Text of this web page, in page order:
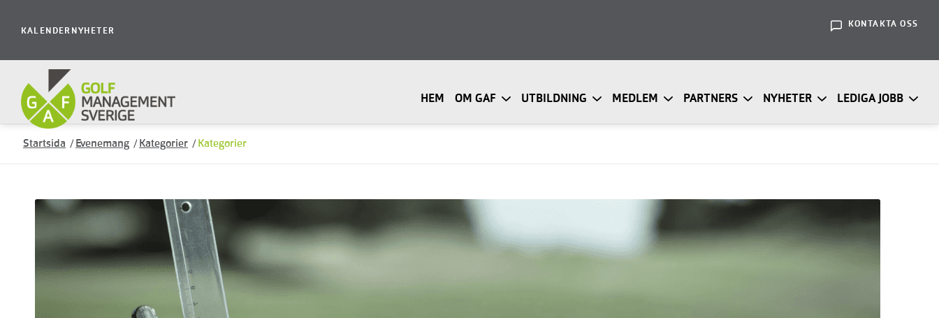
KALENDER NYHETER
KONTAKTA OSS
HEM OM GAF UTBILDNING MEDLEM PARTNERS NYHETER LEDIGA JOBB
Startsida / Evenemang / Kategorier / Kategorier